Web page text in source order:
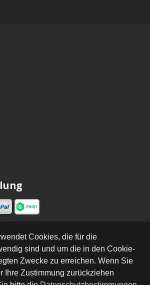
Cookies, die für die
sind und um die in den Cookie-
Zwecke zu erreichen. Wenn Sie
Ihre Zustimmung zurückziehen
SENDEN